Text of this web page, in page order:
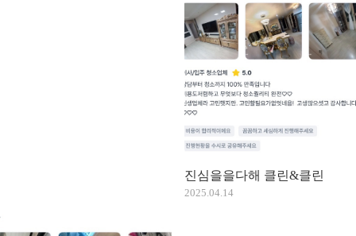
진심을을다해 클린&클린
2025.04.14